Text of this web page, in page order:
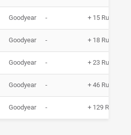
Goodyear - + 15 Runden
Goodyear - + 18 Runden
Goodyear - + 23 Runden
Goodyear - + 46 Runden
Goodyear - + 129 Runden